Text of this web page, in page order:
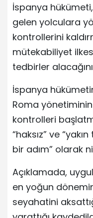
İspanya
gelen yolculara
kontrollerini
mütekabiliyet
tedbirler
İspanya
Roma yönetiminin
kontrolleri
“haksız” ve
bir adım” olarak
Açıklamada,
en yoğun
seyahatini